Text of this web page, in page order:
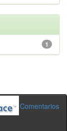
1
Comentarios